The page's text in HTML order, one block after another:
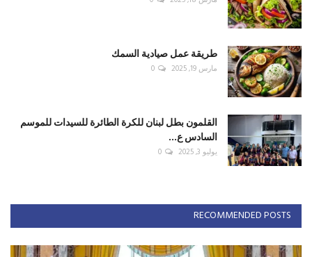
طريقة عمل صيادية السمك
مارس 19, 2025 0
القلمون بطل لبنان للكرة الطائرة للسيدات للموسم
السادس ع...
يوليو 3, 2025 0
RECOMMENDED POSTS